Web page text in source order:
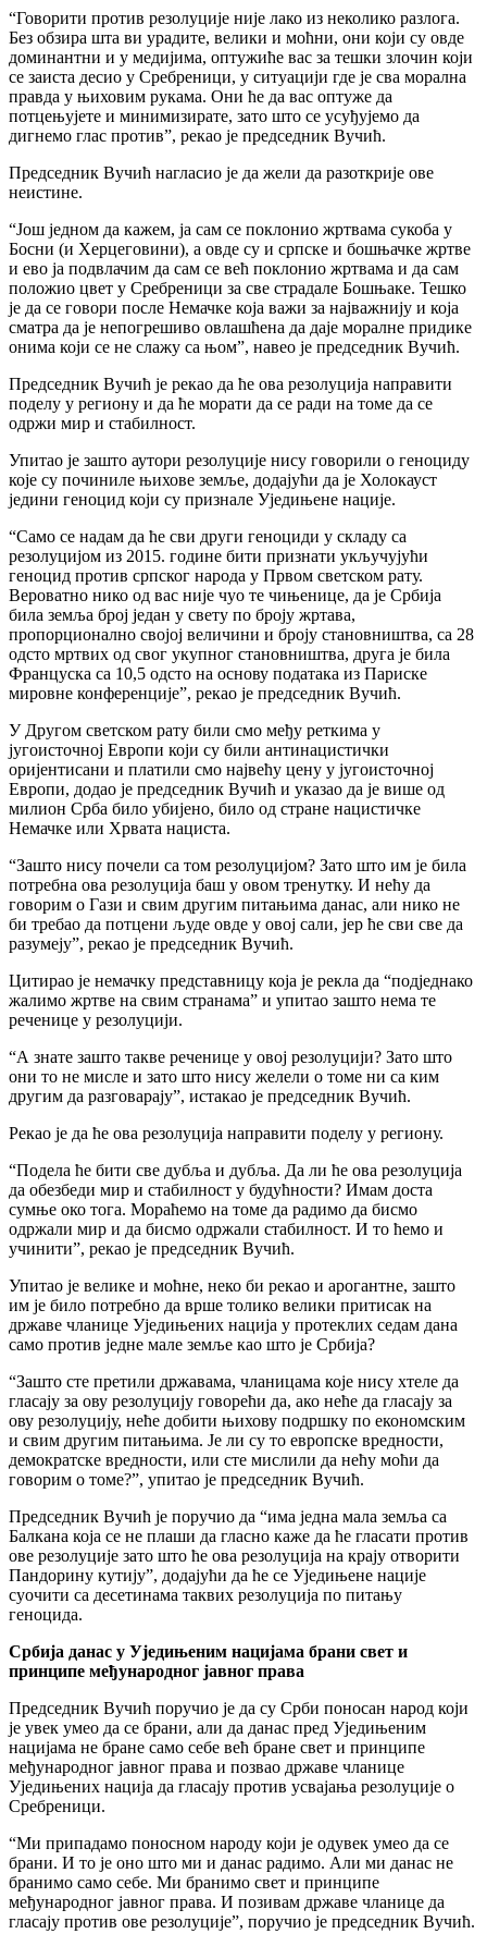
“Говорити против резолуције није лако из неколико разлога.
Без обзира шта ви урадите, велики и моћни, они који су овде
доминантни и у медијима, оптужиће вас за тешки злочин који
се заиста десио у Сребреници, у ситуацији где је сва морална
правда у њиховим рукама. Они ће да вас оптуже да
потцењујете и минимизирате, зато што се усуђујемо да
дигнемо глас против”, рекао је председник Вучић.
Председник Вучић нагласио је да жели да разоткрије ове
неистине.
“Још једном да кажем, ја сам се поклонио жртвама сукоба у
Босни (и Херцеговини), а овде су и српске и бошњачке жртве
и ево ја подвлачим да сам се већ поклонио жртвама и да сам
положио цвет у Сребреници за све страдале Бошњаке. Тешко
је да се говори после Немачке која важи за најважнију и која
сматра да је непогрешиво овлашћена да даје моралне придике
онима који се не слажу са њом”, навео је председник Вучић.
Председник Вучић је рекао да ће ова резолуција направити
поделу у региону и да ће морати да се ради на томе да се
одржи мир и стабилност.
Упитао је зашто аутори резолуције нису говорили о геноциду
које су починиле њихове земље, додајући да је Холокауст
једини геноцид који су признале Уједињене нације.
“Само се надам да ће сви други геноциди у складу са
резолуцијом из 2015. године бити признати укључујући
геноцид против српског народа у Првом светском рату.
Вероватно нико од вас није чуо те чињенице, да је Србија
била земља број један у свету по броју жртава,
пропорционално својој величини и броју становништва, са 28
одсто мртвих од свог укупног становништва, друга је била
Француска са 10,5 одсто на основу података из Париске
мировне конференције”, рекао је председник Вучић.
У Другом светском рату били смо међу реткима у
југоисточној Европи који су били антинацистички
оријентисани и платили смо највећу цену у југоисточној
Европи, додао је председник Вучић и указао да је више од
милион Срба било убијено, било од стране нацистичке
Немачке или Хрвата нациста.
“Зашто нису почели са том резолуцијом? Зато што им је била
потребна ова резолуција баш у овом тренутку. И нећу да
говорим о Гази и свим другим питањима данас, али нико не
би требао да потцени људе овде у овој сали, јер ће сви све да
разумеју”, рекао је председник Вучић.
Цитирао је немачку представницу која је рекла да “подједнако
жалимо жртве на свим странама” и упитао зашто нема те
реченице у резолуцији.
“А знате зашто такве реченице у овој резолуцији? Зато што
они то не мисле и зато што нису желели о томе ни са ким
другим да разговарају”, истакао је председник Вучић.
Рекао је да ће ова резолуција направити поделу у региону.
“Подела ће бити све дубља и дубља. Да ли ће ова резолуција
да обезбеди мир и стабилност у будућности? Имам доста
сумње око тога. Мораћемо на томе да радимо да бисмо
одржали мир и да бисмо одржали стабилност. И то ћемо и
учинити”, рекао је председник Вучић.
Упитао је велике и моћне, неко би рекао и арогантне, зашто
им је било потребно да врше толико велики притисак на
државе чланице Уједињених нација у протеклих седам дана
само против једне мале земље као што је Србија?
“Зашто сте претили државама, чланицама које нису хтеле да
гласају за ову резолуцију говорећи да, ако неће да гласају за
ову резолуцију, неће добити њихову подршку по економским
и свим другим питањима. Је ли су то европске вредности,
демократске вредности, или сте мислили да нећу моћи да
говорим о томе?”, упитао је председник Вучић.
Председник Вучић је поручио да “има једна мала земља са
Балкана која се не плаши да гласно каже да ће гласати против
ове резолуције зато што ће ова резолуција на крају отворити
Пандорину кутију”, додајући да ће се Уједињене нације
суочити са десетинама таквих резолуција по питању
геноцида.
Србија данас у Уједињеним нацијама брани свет и
принципе међународног јавног права
Председник Вучић поручио је да су Срби поносан народ који
је увек умео да се брани, али да данас пред Уједињеним
нацијама не бране само себе већ бране свет и принципе
међународног јавног права и позвао државе чланице
Уједињених нација да гласају против усвајања резолуције о
Сребреници.
“Ми припадамо поносном народу који је одувек умео да се
брани. И то је оно што ми и данас радимо. Али ми данас не
бранимо само себе. Ми бранимо свет и принципе
међународног јавног права. И позивам државе чланице да
гласају против ове резолуције”, поручио је председник Вучић.